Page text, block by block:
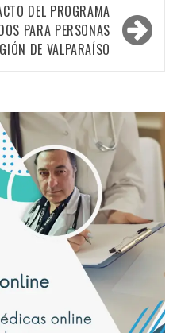
DEL PROGRAMA
PARA PERSONAS
DE VALPARAÍSO